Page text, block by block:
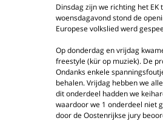
Dinsdag zijn we richting het
woensdagavond stond de
Europese volkslied werd
Op donderdag en vrijdag
freestyle (kür op muziek). De
Ondanks enkele
behalen. Vrijdag hebben we
dit onderdeel hadden we
waardoor we 1 onderdeel niet
door de Oostenrijkse jury